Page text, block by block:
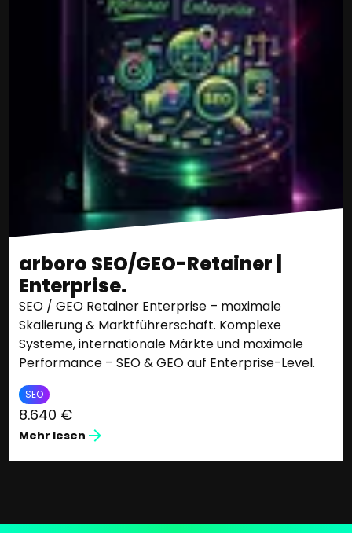
arboro SEO/GEO-Retainer |
Enterprise.
SEO / GEO Retainer Enterprise – maximale
Skalierung & Marktführerschaft. Komplexe
Systeme, internationale Märkte und maximale
Performance – SEO & GEO auf Enterprise-Level.
SEO
8.640 €
Mehr lesen